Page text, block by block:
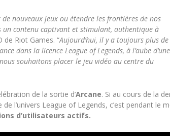
nouveaux jeux ou étendre les frontières de nos
contenu captivant et stimulant, authentique à
de Riot Games. “Aujourd’hui, il y a toujours plus de
dans la licence League of Legends, à l’aube d’une
souhaitons placer le jeu vidéo au centre du
de la sortie d’Arcane. Si au cours de la
l’univers League of Legends, c’est pendant le
d’utilisateurs actifs.